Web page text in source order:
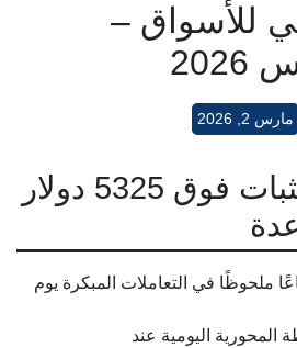
للأسواق –
مارس 2, 2026
الذهب يرتفع بثبات فوق 5325 دولار
ملحوظًا في التعاملات المبكرة يوم
المحورية اليومية عند